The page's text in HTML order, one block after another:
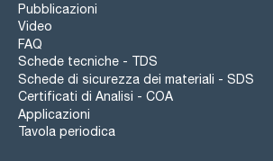
Pubblicazioni
Video
FAQ
Schede tecniche - TDS
Schede di sicurezza dei materiali - SDS
Certificati di Analisi - COA
Applicazioni
Tavola periodica